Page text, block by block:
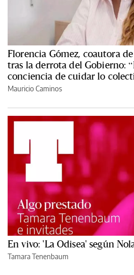
Florencia Gómez, coautora
tras la derrota del Gobierno:
conciencia de cuidar lo
Mauricio Caminos
En vivo: 'La Odisea' según
Tamara Tenenbaum